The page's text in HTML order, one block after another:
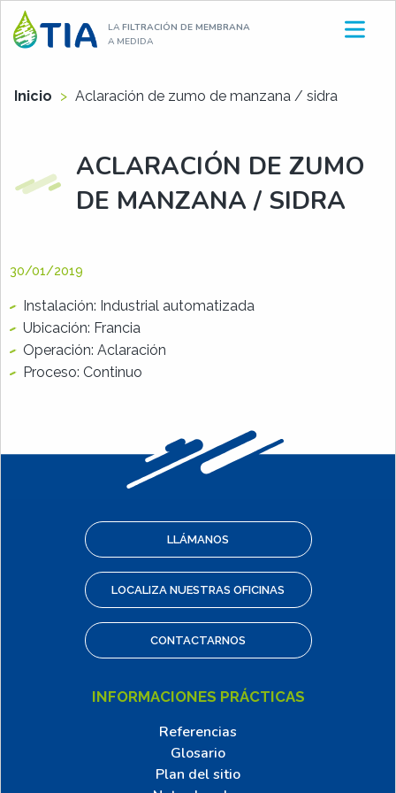
Aller
au
contenu
LAFILTRACIÓN DE MEMBRANA
A MEDIDA
Inicio > Aclaración de zumo de manzana / sidra
ACLARACIÓN DE ZUMO
DE MANZANA / SIDRA
30/01/2019
Instalación: Industrial automatizada
Ubicación: Francia
Operación: Aclaración
Proceso: Continuo
LLÁMANOS
LOCALIZA NUESTRAS OFICINAS
CONTACTARNOS
INFORMACIONES PRÁCTICAS
Referencias
Glosario
Plan del sitio